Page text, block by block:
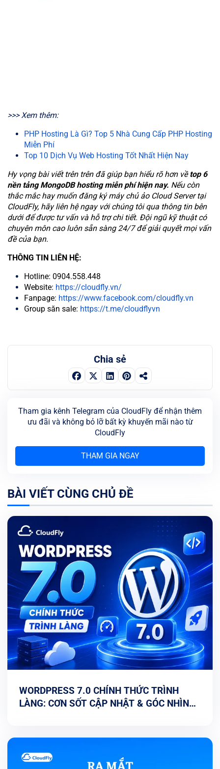
>>> Xem thêm:
PHP Hosting Là Gì? Top 5 Nhà Cung Cấp PHP Hosting
Miễn Phí
Top 10 Dịch Vụ Web Hosting Tốt Nhất Hiện Nay
Hy vọng bài viết trên trên đã giúp bạn hiểu rõ hơn vềtop 6
nền tảng MongoDB hosting miễn phí hiện nay. Nếu còn
thắc mắc hay muốn đăng ký máy chủ ảo Cloud Server tại
CloudFly, hãy liên hệ ngay với chúng tôi qua thông tin bên
dưới để được tư vấn và hỗ trợ chi tiết. Đội ngũ kỹ thuật có
chuyên môn cao luôn sẵn sàng 24/7 để giải quyết mọi vấn
đề của bạn.
THÔNG TIN LIÊN HỆ:
Hotline: 0904.558.448
Website: https://cloudfly.vn/
Fanpage: https://www.facebook.com/cloudfly.vn
Group săn sale: https://t.me/cloudflyvn
Chia sẻ
Tham gia kênh Telegram của CloudFly để nhận thêm
ưu đãi và không bỏ lỡ bất kỳ khuyến mãi nào từ
CloudFly
THAM GIA NGAY
BÀI VIẾT CÙNG CHỦ ĐỀ
WORDPRESS 7.0 CHÍNH THỨC TRÌNH
LÀNG: CƠN SỐT CẬP NHẬT & GÓC NHÌN